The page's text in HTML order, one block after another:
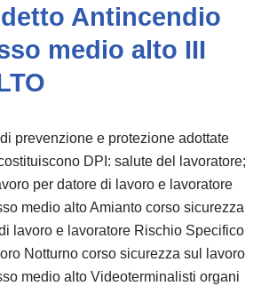
Antincendio
medio alto III
prevenzione e protezione adottate
DPI: salute del lavoratore;
per datore di lavoro e lavoratore
medio alto Amianto corso sicurezza
lavoro e lavoratore Rischio Specifico
Notturno corso sicurezza sul lavoro
medio alto Videoterminalisti organi